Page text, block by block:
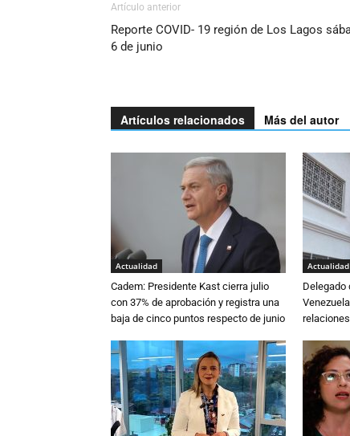
Artículo anterior
Reporte COVID- 19 región de Los Lagos
6 de junio
Artículos relacionados Más del autor
Actualidad
Cadem: Presidente Kast cierra julio
con 37% de aprobación y registra una
baja de cinco puntos respecto de junio
Actualidad
Delegado